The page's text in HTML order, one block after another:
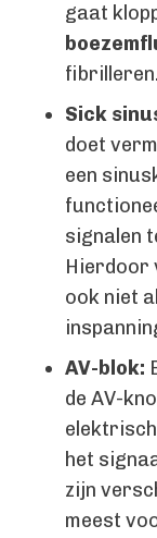
gaat
fibrilleren.
Sick
doet
een
signalen
Hierdoor
ook niet
AV-blok:
de AV-
het
zijn
meest